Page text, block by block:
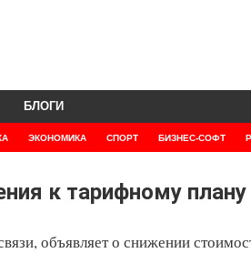
ЭКОНОМИКА СПОРТ БИЗНЕС-СОФТ
БЛОГИ
к тарифному
объявляет о снижении